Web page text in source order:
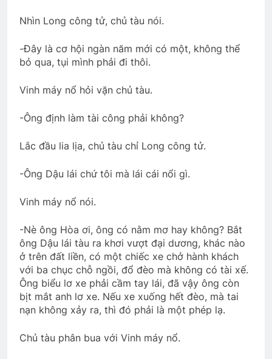
Nhìn Long công tử, chủ tàu nói.
-Đây là cơ hội ngàn năm mới có một, không thể
bỏ qua, tụi mình phải đi thôi.
Vinh máy nổ hỏi vặn chủ tàu.
-Ông định làm tài công phải không?
Lắc đầu lia lịa, chủ tàu chỉ Long công tử.
-Ông Dậu lái chứ tôi mà lái cái nổi gì.
Vinh máy nổ nói.
-Nè ông Hòa ơi, ông có nằm mơ hay không? Bắt
ông Dậu lái tàu ra khơi vượt đại dương, khác nào
ở trên đất liền, có một chiếc xe chở hành khách
với ba chục chỗ ngồi, đổ đèo mà không có tài xế.
Ông biểu lơ xe phải cầm tay lái, đã vậy ông còn
bịt mắt anh lơ xe. Nếu xe xuống hết đèo, mà tai
nạn không xảy ra, thì đó phải là một phép lạ.
Chủ tàu phân bua với Vinh máy nổ.